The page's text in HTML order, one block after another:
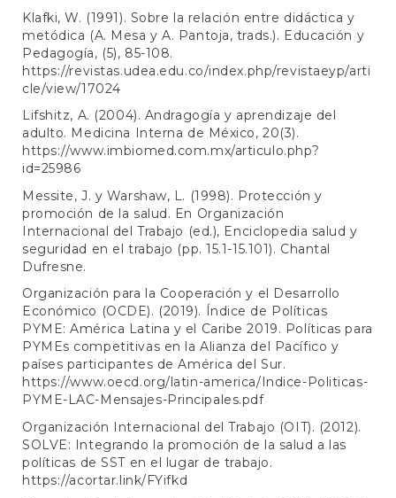
Klafki, W. (1991). Sobre la relación entre didáctica y
metódica (A. Mesa y A. Pantoja, trads.). Educación y
Pedagogía, (5), 85-108.
https://revistas.udea.edu.co/index.php/revistaeyp/arti
cle/view/17024
Lifshitz, A. (2004). Andragogía y aprendizaje del
adulto. Medicina Interna de México, 20(3).
https://www.imbiomed.com.mx/articulo.php?
id=25986
Messite, J. y Warshaw, L. (1998). Protección y
promoción de la salud. En Organización
Internacional del Trabajo (ed.), Enciclopedia salud y
seguridad en el trabajo (pp. 15.1-15.101). Chantal
Dufresne.
Organización para la Cooperación y el Desarrollo
Económico (OCDE). (2019). Índice de Políticas
PYME: América Latina y el Caribe 2019. Políticas para
PYMEs competitivas en la Alianza del Pacífico y
países participantes de América del Sur.
https://www.oecd.org/latin-america/Indice-Politicas-
PYME-LAC-Mensajes-Principales.pdf
Organización Internacional del Trabajo (OIT). (2012).
SOLVE: Integrando la promoción de la salud a las
políticas de SST en el lugar de trabajo.
https://acortar.link/FYifkd